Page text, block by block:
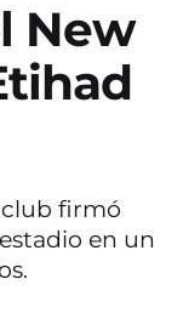
New
firmó
en un